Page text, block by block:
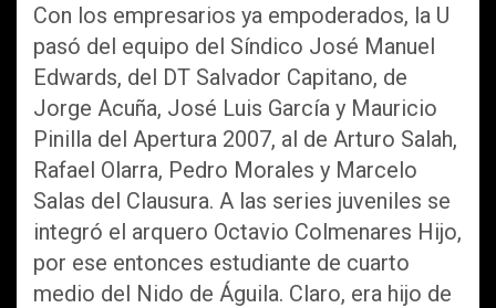
Con los empresarios ya empoderados, la U
pasó del equipo del Síndico José Manuel
Edwards, del DT Salvador Capitano, de
Jorge Acuña, José Luis García y Mauricio
Pinilla del Apertura 2007, al de Arturo Salah,
Rafael Olarra, Pedro Morales y Marcelo
Salas del Clausura. A las series juveniles se
integró el arquero Octavio Colmenares Hijo,
por ese entonces estudiante de cuarto
medio del Nido de Águila. Claro, era hijo de